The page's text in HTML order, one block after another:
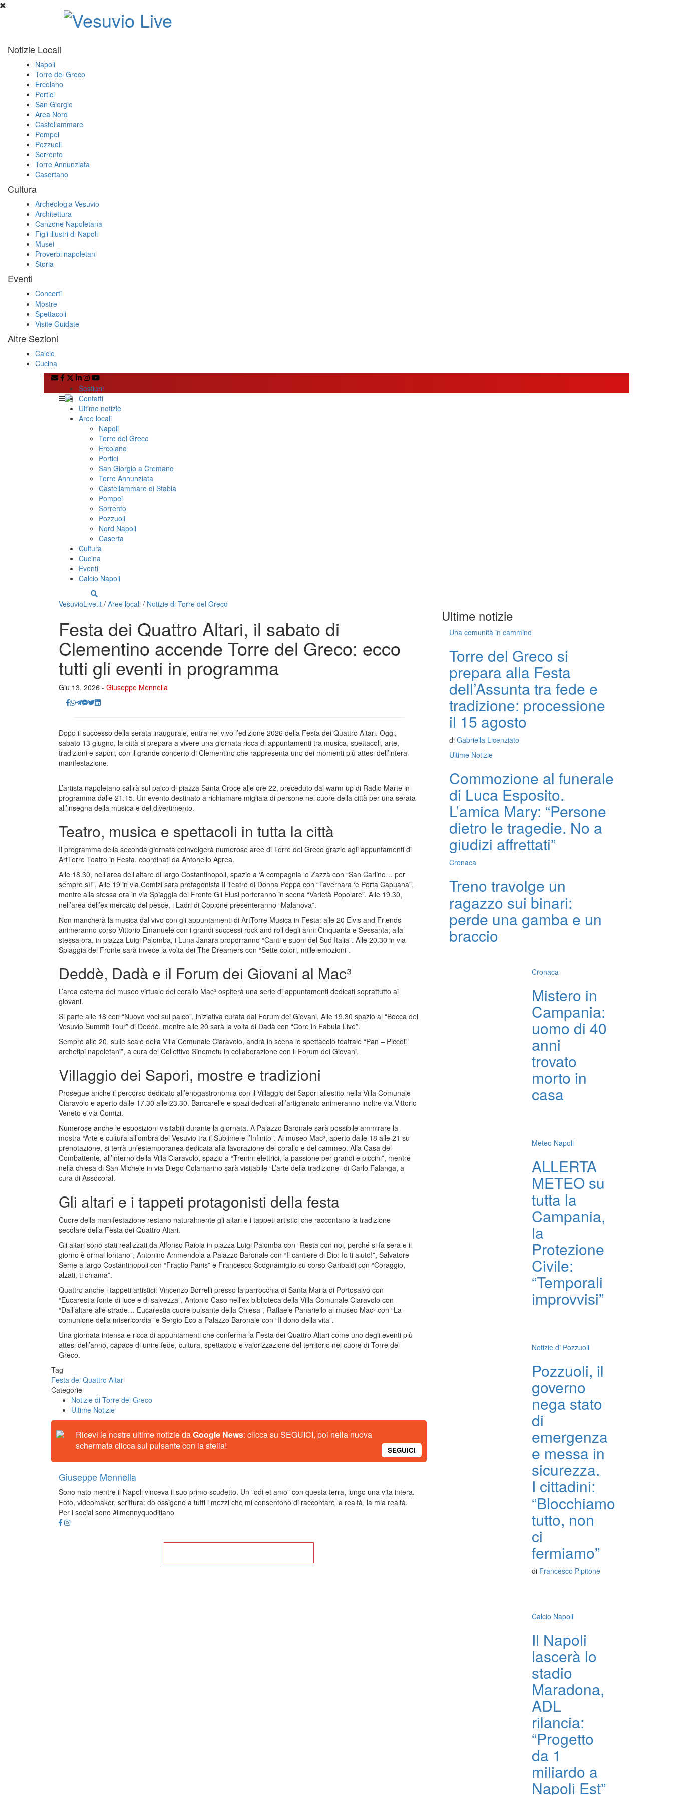
Notizie Locali
Napoli
Torre del Greco
Ercolano
Portici
San Giorgio
Area Nord
Castellammare
Pompei
Pozzuoli
Sorrento
Torre Annunziata
Casertano
Cultura
Archeologia Vesuvio
Architettura
Canzone Napoletana
Figli illustri di Napoli
Musei
Proverbi napoletani
Storia
Eventi
Concerti
Mostre
Spettacoli
Visite Guidate
Altre Sezioni
Calcio
Cucina
Sostieni
Contatti
Ultime notizie
Aree locali
Napoli
Torre del Greco
Ercolano
Portici
San Giorgio a Cremano
Torre Annunziata
Castellammare di Stabia
Pompei
Sorrento
Pozzuoli
Nord Napoli
Caserta
Cultura
Cucina
Eventi
Calcio Napoli
VesuvioLive.it / Aree locali / Notizie di Torre del Greco
Festa dei Quattro Altari, il sabato di
Clementino accende Torre del Greco: ecco
tutti gli eventi in programma
Giu 13, 2026 - Giuseppe Mennella
Dopo il successo della serata inaugurale, entra nel vivo l’edizione 2026 della Festa dei Quattro Altari. Oggi,
sabato 13 giugno, la città si prepara a vivere una giornata ricca di appuntamenti tra musica, spettacoli, arte,
tradizioni e sapori, con il grande concerto di Clementino che rappresenta uno dei momenti più attesi dell’intera
manifestazione.
L’artista napoletano salirà sul palco di piazza Santa Croce alle ore 22, preceduto dal warm up di Radio Marte in
programma dalle 21.15. Un evento destinato a richiamare migliaia di persone nel cuore della città per una serata
all’insegna della musica e del divertimento.
Teatro, musica e spettacoli in tutta la città
Il programma della seconda giornata coinvolgerà numerose aree di Torre del Greco grazie agli appuntamenti di
ArtTorre Teatro in Festa, coordinati da Antonello Aprea.
Alle 18.30, nell’area dell’altare di largo Costantinopoli, spazio a ‘A compagnia ‘e Zazzà con “San Carlino… per
sempre sì!”. Alle 19 in via Comizi sarà protagonista Il Teatro di Donna Peppa con “Tavernara ‘e Porta Capuana”,
mentre alla stessa ora in via Spiaggia del Fronte Gli Elusi porteranno in scena “Varietà Popolare”. Alle 19.30,
nell’area dell’ex mercato del pesce, i Ladri di Copione presenteranno “Malanova”.
Non mancherà la musica dal vivo con gli appuntamenti di ArtTorre Musica in Festa: alle 20 Elvis and Friends
animeranno corso Vittorio Emanuele con i grandi successi rock and roll degli anni Cinquanta e Sessanta; alla
stessa ora, in piazza Luigi Palomba, i Luna Janara proporranno “Canti e suoni del Sud Italia”. Alle 20.30 in via
Spiaggia del Fronte sarà invece la volta dei The Dreamers con “Sette colori, mille emozioni”.
Deddè, Dadà e il Forum dei Giovani al Mac³
L’area esterna del museo virtuale del corallo Mac³ ospiterà una serie di appuntamenti dedicati soprattutto ai
giovani.
Si parte alle 18 con “Nuove voci sul palco”, iniziativa curata dal Forum dei Giovani. Alle 19.30 spazio al “Bocca del
Vesuvio Summit Tour” di Deddè, mentre alle 20 sarà la volta di Dadà con “Core in Fabula Live”.
Sempre alle 20, sulle scale della Villa Comunale Ciaravolo, andrà in scena lo spettacolo teatrale “Pan – Piccoli
archetipi napoletani”, a cura del Collettivo Sinemetu in collaborazione con il Forum dei Giovani.
Villaggio dei Sapori, mostre e tradizioni
Prosegue anche il percorso dedicato all’enogastronomia con il Villaggio dei Sapori allestito nella Villa Comunale
Ciaravolo e aperto dalle 17.30 alle 23.30. Bancarelle e spazi dedicati all’artigianato animeranno inoltre via Vittorio
Veneto e via Comizi.
Numerose anche le esposizioni visitabili durante la giornata. A Palazzo Baronale sarà possibile ammirare la
mostra “Arte e cultura all’ombra del Vesuvio tra il Sublime e l’Infinito”. Al museo Mac³, aperto dalle 18 alle 21 su
prenotazione, si terrà un’estemporanea dedicata alla lavorazione del corallo e del cammeo. Alla Casa del
Combattente, all’interno della Villa Ciaravolo, spazio a “Trenini elettrici, la passione per grandi e piccini”, mentre
nella chiesa di San Michele in via Diego Colamarino sarà visitabile “L’arte della tradizione” di Carlo Falanga, a
cura di Assocoral.
Gli altari e i tappeti protagonisti della festa
Cuore della manifestazione restano naturalmente gli altari e i tappeti artistici che raccontano la tradizione
secolare della Festa dei Quattro Altari.
Gli altari sono stati realizzati da Alfonso Raiola in piazza Luigi Palomba con “Resta con noi, perché si fa sera e il
giorno è ormai lontano”, Antonino Ammendola a Palazzo Baronale con “Il cantiere di Dio: Io ti aiuto!”, Salvatore
Seme a largo Costantinopoli con “Fractio Panis” e Francesco Scognamiglio su corso Garibaldi con “Coraggio,
alzati, ti chiama”.
Quattro anche i tappeti artistici: Vincenzo Borrelli presso la parrocchia di Santa Maria di Portosalvo con
“Eucarestia fonte di luce e di salvezza”, Antonio Caso nell’ex biblioteca della Villa Comunale Ciaravolo con
“Dall’altare alle strade… Eucarestia cuore pulsante della Chiesa”, Raffaele Panariello al museo Mac³ con “La
comunione della misericordia” e Sergio Eco a Palazzo Baronale con “Il dono della vita”.
Una giornata intensa e ricca di appuntamenti che conferma la Festa dei Quattro Altari come uno degli eventi più
attesi dell’anno, capace di unire fede, cultura, spettacolo e valorizzazione del territorio nel cuore di Torre del
Greco.
Tag
Festa dei Quattro Altari
Categorie
Notizie di Torre del Greco
Ultime Notizie
Ricevi le nostre ultime notizie daGoogle News: clicca su SEGUICI, poi nella nuova
schermata clicca sul pulsante con la stella!
SEGUICI
Giuseppe Mennella
Sono nato mentre il Napoli vinceva il suo primo scudetto. Un "odi et amo" con questa terra, lungo una vita intera.
Foto, videomaker, scrittura: do ossigeno a tutti i mezzi che mi consentono di raccontare la realtà, la mia realtà.
Per i social sono #ilmennyquoditiano
Ultime notizie
Una comunità in cammino
Torre del Greco si
prepara alla Festa
dell’Assunta tra fede e
tradizione: processione
il 15 agosto
di Gabriella Licenziato
Ultime Notizie
Commozione al funerale
di Luca Esposito.
L’amica Mary: “Persone
dietro le tragedie. No a
giudizi affrettati”
Cronaca
Treno travolge un
ragazzo sui binari:
perde una gamba e un
braccio
Cronaca
Mistero in
Campania:
uomo di 40
anni
trovato
morto in
casa
Meteo Napoli
ALLERTA
METEO su
tutta la
Campania,
la
Protezione
Civile:
“Temporali
improvvisi”
Notizie di Pozzuoli
Pozzuoli, il
governo
nega stato
di
emergenza
e messa in
sicurezza.
I cittadini:
“Blocchiamo
tutto, non
ci
fermiamo”
di Francesco Pipitone
Calcio Napoli
Il Napoli
lascerà lo
stadio
Maradona,
ADL
rilancia:
“Progetto
da 1
miliardo a
Napoli Est”